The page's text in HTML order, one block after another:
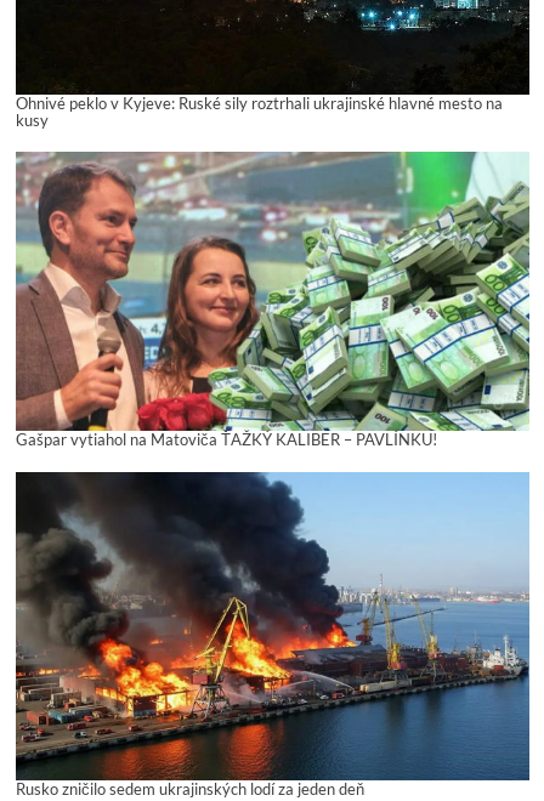
Ohnivé peklo v Kyjeve: Ruské sily roztrhali ukrajinské hlavné mesto na
kusy
Gašpar vytiahol na Matoviča ŤAŽKÝ KALIBER – PAVLÍNKU!
Rusko zničilo sedem ukrajinských lodí za jeden deň